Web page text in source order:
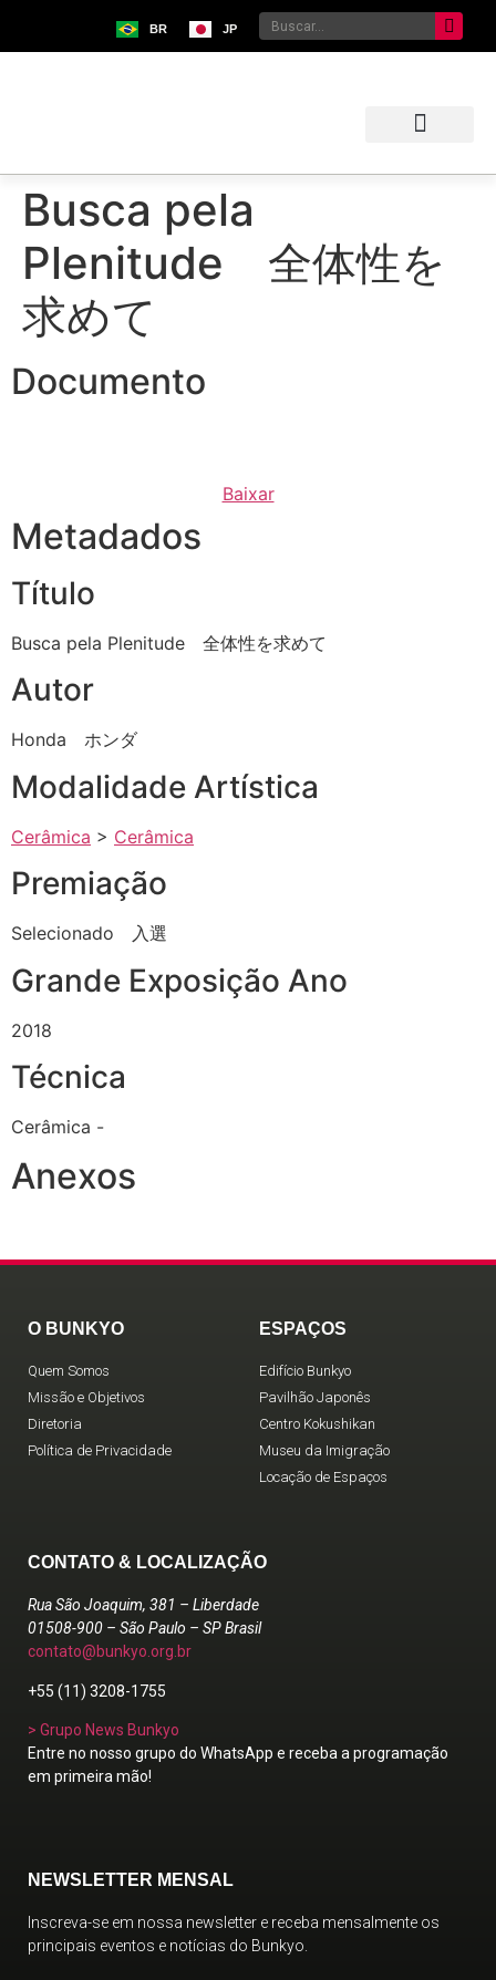
BR JP
Busca pela
Plenitude 全体性を
求めて
Documento
Baixar
Metadados
Título
Busca pela Plenitude 全体性を求めて
Autor
Honda ホンダ
Modalidade Artística
Cerâmica > Cerâmica
Premiação
Selecionado 入選
Grande Exposição Ano
2018
Técnica
Cerâmica -
Anexos
O BUNKYO
Quem Somos
Missão e Objetivos
Diretoria
Política de Privacidade
ESPAÇOS
Edifício Bunkyo
Pavilhão Japonês
Centro Kokushikan
Museu da Imigração
Locação de Espaços
CONTATO & LOCALIZAÇÃO
Rua São Joaquim, 381 – Liberdade
01508-900 – São Paulo – SP Brasil
contato@bunkyo.org.br
+55 (11) 3208-1755
> Grupo News Bunkyo
Entre no nosso grupo do WhatsApp e receba a programação
em primeira mão!
NEWSLETTER MENSAL
Inscreva-se em nossa newsletter e receba mensalmente os
principais eventos e notícias do Bunkyo.